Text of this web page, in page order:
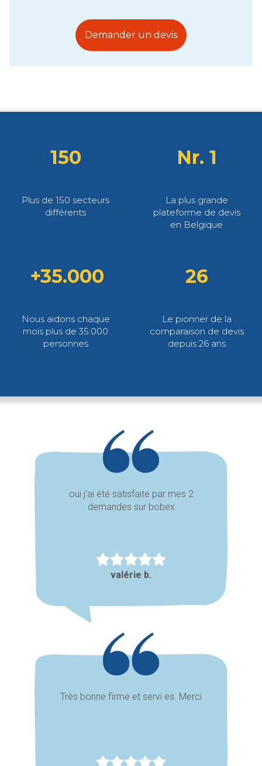
Demander un devis
150
Plus de 150 secteurs
différents
Nr. 1
La plus grande
plateforme de devis
en Belgique
+35.000
Nous aidons chaque
mois plus de 35.000
personnes
26
Le pionner de la
comparaison de devis
depuis 26 ans
oui j'ai été satisfaite par mes 2
demandes sur bobex
valérie b.
Très bonne firme et servi es. Merci